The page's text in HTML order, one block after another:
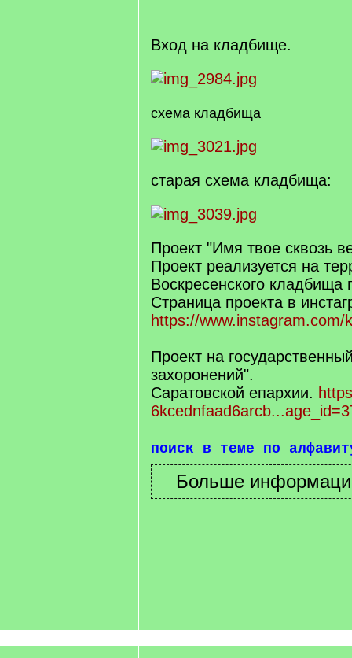
Вход на кладбище.
схема кладбища
старая схема кладбища:
Проект "Имя твое сквозь
Проект реализуется на
Воскресенского кладбища
Страница проекта в
https://www.instagram.com/
Проект на
захоронений".
Саратовской епархии.
поиск в теме по